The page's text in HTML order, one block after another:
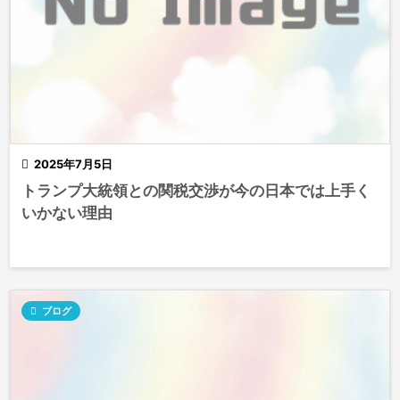
 2025年7月5日
トランプ大統領との関税交渉が今の日本では上手く
いかない理由
 ブログ